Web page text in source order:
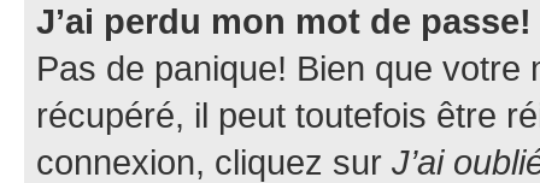
J’ai perdu mon mot de passe!
Pas de panique! Bien que
récupéré, il peut toutefois être
connexion, cliquez sur J’ai